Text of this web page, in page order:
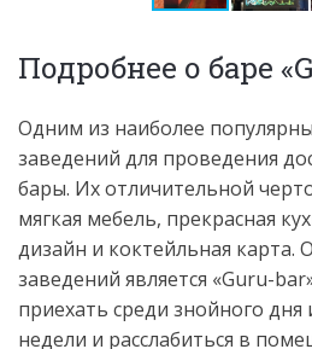
Подробнее о баре
Одним из наиболее
заведений для проведения
бары. Их отличительной
мягкая мебель, прекрасная
дизайн и коктейльная карта.
заведений является «Guru-
приехать среди знойного
недели и расслабиться в